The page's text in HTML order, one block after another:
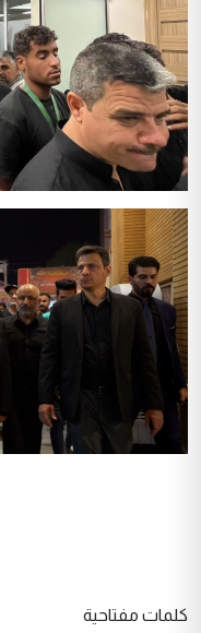
كلمات مفتاحية